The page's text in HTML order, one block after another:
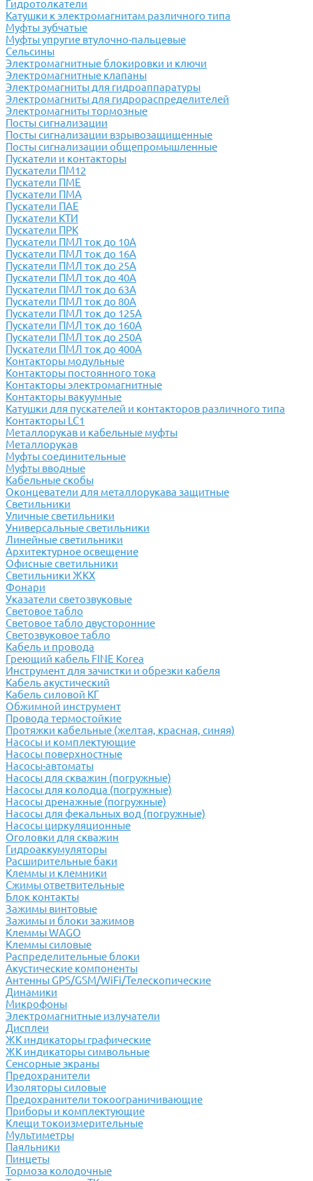
Гидротолкатели
Катушки к электромагнитам различного типа
Муфты зубчатые
Муфты упругие втулочно-пальцевые
Сельсины
Электромагнитные блокировки и ключи
Электромагнитные клапаны
Электромагниты для гидроаппаратуры
Электромагниты для гидрораспределителей
Электромагниты тормозные
Посты сигнализации
Посты сигнализации взрывозащищенные
Посты сигнализации общепромышленные
Пускатели и контакторы
Пускатели ПМ12
Пускатели ПМЕ
Пускатели ПМА
Пускатели ПАЕ
Пускатели КТИ
Пускатели ПРК
Пускатели ПМЛ ток до 10А
Пускатели ПМЛ ток до 16А
Пускатели ПМЛ ток до 25А
Пускатели ПМЛ ток до 40А
Пускатели ПМЛ ток до 63А
Пускатели ПМЛ ток до 80А
Пускатели ПМЛ ток до 125А
Пускатели ПМЛ ток до 160А
Пускатели ПМЛ ток до 250А
Пускатели ПМЛ ток до 400А
Контакторы модульные
Контакторы постоянного тока
Контакторы электромагнитные
Контакторы вакуумные
Катушки для пускателей и контакторов различного типа
Контакторы LC1
Металлорукав и кабельные муфты
Металлорукав
Муфты соединительные
Муфты вводные
Кабельные скобы
Оконцеватели для металлорукава защитные
Светильники
Уличные светильники
Универсальные светильники
Линейные светильники
Архитектурное освещение
Офисные светильники
Светильники ЖКХ
Фонари
Указатели светозвуковые
Световое табло
Световое табло двусторонние
Светозвуковое табло
Кабель и провода
Греющий кабель FINE Korea
Инструмент для зачистки и обрезки кабеля
Кабель акустический
Кабель силовой КГ
Обжимной инструмент
Провода термостойкие
Протяжки кабельные (желтая, красная, синяя)
Насосы и комплектующие
Насосы поверхностные
Насосы-автоматы
Насосы для скважин (погружные)
Насосы для колодца (погружные)
Насосы дренажные (погружные)
Насосы для фекальных вод (погружные)
Насосы циркуляционные
Оголовки для скважин
Гидроаккумуляторы
Расширительные баки
Клеммы и клемники
Cжимы ответвительные
Блок контакты
Зажимы винтовые
Зажимы и блоки зажимов
Клеммы WAGO
Клеммы силовые
Распределительные блоки
Акустические компоненты
Антенны GPS/GSM/WiFi/Телескопические
Динамики
Микрофоны
Электромагнитные излучатели
Дисплеи
ЖК индикаторы графические
ЖК индикаторы символьные
Сенсорные экраны
Предохранители
Изоляторы силовые
Предохранители токоограничивающие
Приборы и комплектующие
Клещи токоизмерительные
Мультиметры
Паяльники
Пинцеты
Тормоза колодочные